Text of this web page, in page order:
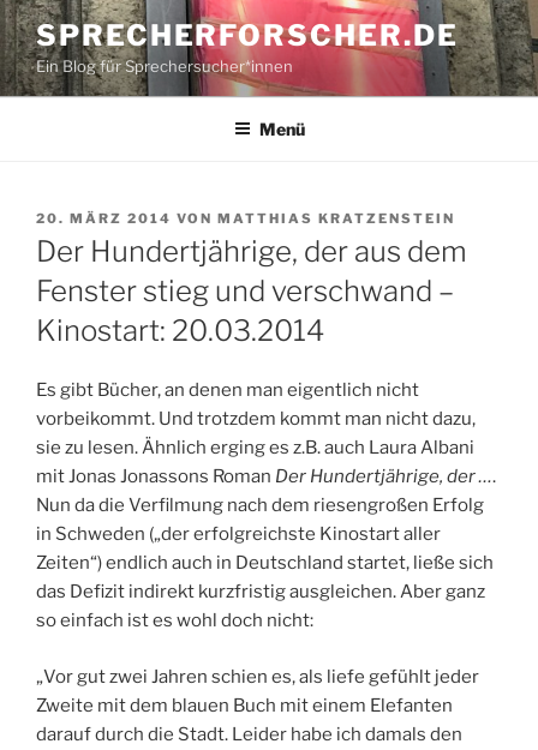
Zum
Inhalt
springen
SPRECHERFORSCHER.DE
Ein Blog für Sprechersucher*innen
Menü
VERÖFFENTLICHT
AM
20. MÄRZ 2014 VON MATTHIAS KRATZENSTEIN
Der Hundertjährige, der aus dem
Fenster stieg und verschwand –
Kinostart: 20.03.2014
Es gibt Bücher, an denen man eigentlich nicht
vorbeikommt. Und trotzdem kommt man nicht dazu,
sie zu lesen. Ähnlich erging es z.B. auch Laura Albani
mit Jonas Jonassons Roman Der Hundertjährige, der ….
Nun da die Verfilmung nach dem riesengroßen Erfolg
in Schweden („der erfolgreichste Kinostart aller
Zeiten“) endlich auch in Deutschland startet, ließe sich
das Defizit indirekt kurzfristig ausgleichen. Aber ganz
so einfach ist es wohl doch nicht:
„Vor gut zwei Jahren schien es, als liefe gefühlt jeder
Zweite mit dem blauen Buch mit einem Elefanten
darauf durch die Stadt. Leider habe ich damals den